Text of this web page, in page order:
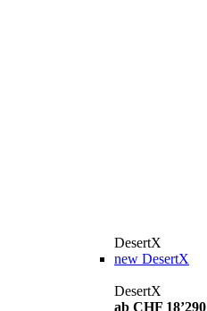
DesertX
new DesertX
DesertX
ab CHF 18’290